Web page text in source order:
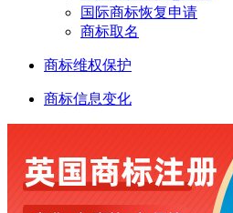
国际商标恢复申请
商标取名
商标维权保护
商标信息变化